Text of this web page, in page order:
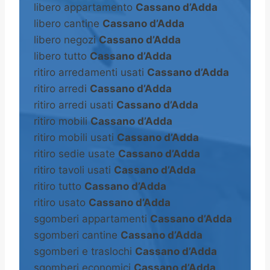
libero appartamento Cassano d’Adda
libero cantine Cassano d’Adda
libero negozi Cassano d’Adda
libero tutto Cassano d’Adda
ritiro arredamenti usati Cassano d’Adda
ritiro arredi Cassano d’Adda
ritiro arredi usati Cassano d’Adda
ritiro mobili Cassano d’Adda
ritiro mobili usati Cassano d’Adda
ritiro sedie usate Cassano d’Adda
ritiro tavoli usati Cassano d’Adda
ritiro tutto Cassano d’Adda
ritiro usato Cassano d’Adda
sgomberi appartamenti Cassano d’Adda
sgomberi cantine Cassano d’Adda
sgomberi e traslochi Cassano d’Adda
sgomberi economici Cassano d’Adda